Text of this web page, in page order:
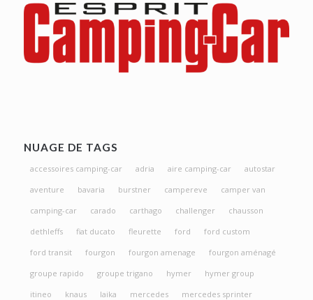
NUAGE DE TAGS
accessoires camping-car adria aire camping-car
autostar
aventure
bavaria burstner campereve
camper van
camping-car
carado carthago challenger
chausson
dethleffs
fiat ducato fleurette ford
ford custom
ford transit
fourgon fourgon amenage
fourgon aménagé
groupe rapido
groupe trigano hymer
hymer group
itineo
knaus laika mercedes
mercedes sprinter